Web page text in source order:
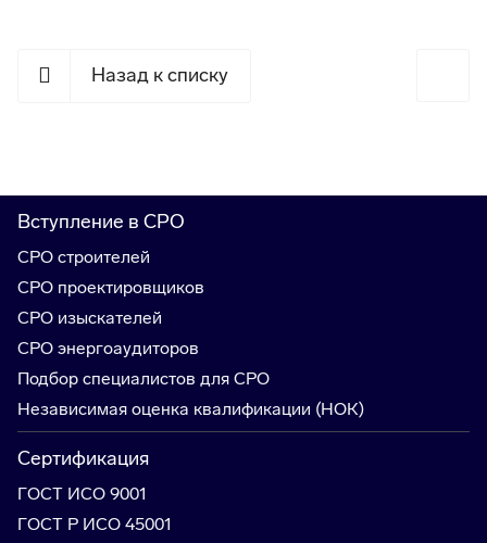
архитектурно-строительных проектных работ.
Назад к списку
Вступление в СРО
СРО строителей
СРО проектировщиков
СРО изыскателей
СРО энергоаудиторов
Подбор специалистов для СРО
Независимая оценка квалификации (НОК)
Сертификация
ГОСТ ИСО 9001
ГОСТ Р ИСО 45001